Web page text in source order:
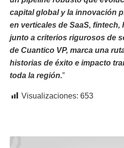
capital global y la innovación
en verticales de SaaS, fintech,
junto a criterios rigurosos de
de Cuantico VP, marca una
historias de éxito e impacto
toda la región.”
Visualizaciones: 653